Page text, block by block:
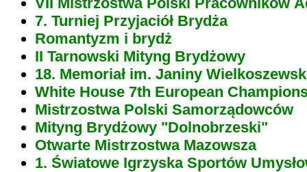
7. Turniej Przyjaciół Brydża
Romantyzm i brydż
II Tarnowski Mityng Brydżowy
18. Memoriał im. Janiny
White House 7th European
Mistrzostwa Polski Samorządowców
Mityng Brydżowy "Dolnobrzeski"
Otwarte Mistrzostwa Mazowsza
1. Światowe Igrzyska Sportów